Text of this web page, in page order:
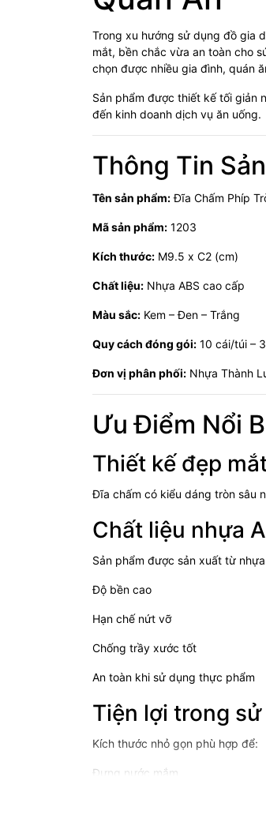
Trong xu hướng sử dụng đồ gia
mắt, bền chắc vừa an toàn cho
chọn được nhiều gia đình, quán
Sản phẩm được thiết kế tối giản
đến kinh doanh dịch vụ ăn uống.
Thông Tin
Tên sản phẩm:Đĩa Chấm Phíp
Mã sản phẩm: 1203
Kích thước: M9.5 x C2 (cm)
Chất liệu: Nhựa ABS cao cấp
Màu sắc: Kem – Đen – Trắng
Quy cách đóng gói: 10 cái/túi –
Đơn vị phân phối: Nhựa Thành
Ưu Điểm Nổi
Thiết kế đẹp
Đĩa chấm có kiểu dáng tròn sâu
Chất liệu nhựa
Sản phẩm được sản xuất từ
Độ bền cao
Hạn chế nứt vỡ
Chống trầy xước tốt
An toàn khi sử dụng thực phẩm
Tiện lợi trong
Kích thước nhỏ gọn phù hợp để:
Đựng nước mắm